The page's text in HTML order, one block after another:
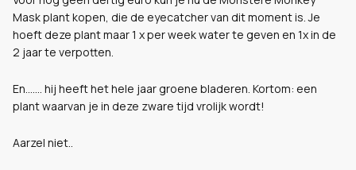
Mask plant kopen, die de eyecatcher van dit moment is. Je
hoeft deze plant maar 1 x per week water te geven en 1x in de
2 jaar te verpotten.
En....... hij heeft het hele jaar groene bladeren. Kortom: een
plant waarvan je in deze zware tijd vrolijk wordt!
Aarzel niet..